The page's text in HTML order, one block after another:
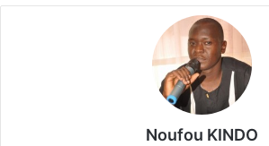
Noufou KINDO